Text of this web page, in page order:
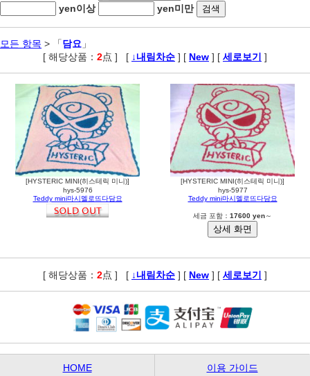
yen이상
yen미만
모든 항목 > 「담요 」
[ 해당상품： 2点 ] [ ↓내림차순 ] [ New ] [ 세로보기 ]
[HYSTERIC MINI(히스테릭 미니)]
hys-5976
Teddy mini마시멜로뜨다담요
[HYSTERIC MINI(히스테릭 미니)]
hys-5977
Teddy mini마시멜로뜨다담요
세금 포함： 17600 yen～
[ 해당상품： 2点 ] [ ↓내림차순 ] [ New ] [ 세로보기 ]
HOME 이용 가이드